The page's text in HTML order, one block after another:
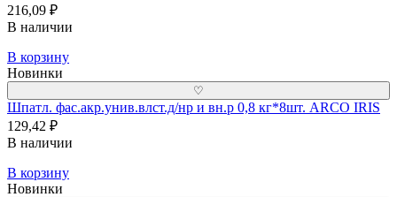
216,09 ₽
В наличии
В корзину
Новинки
♡
Шпатл. фас.акр.унив.влст.д/нр и вн.р 0,8 кг*8шт. ARCO IRIS
129,42 ₽
В наличии
В корзину
Новинки